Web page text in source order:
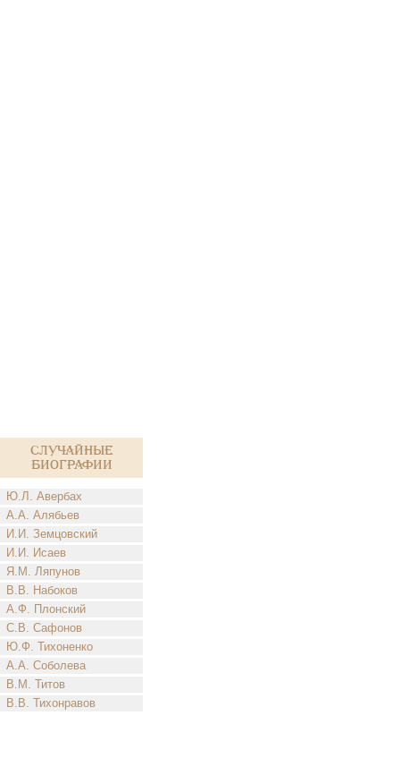
Случайные
биографии
Ю.Л. Авербах
А.А. Алябьев
И.И. Земцовский
И.И. Исаев
Я.М. Ляпунов
В.В. Набоков
А.Ф. Плонский
С.В. Сафонов
Ю.Ф. Тихоненко
А.А. Соболева
В.М. Титов
В.В. Тихонравов